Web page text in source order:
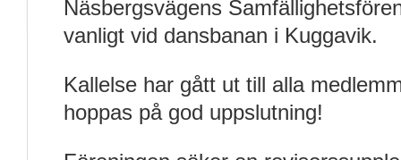
Näsbergsvägens
vanligt vid dansbanan i Kuggavik.
Kallelse har gått ut till alla
hoppas på god uppslutning!